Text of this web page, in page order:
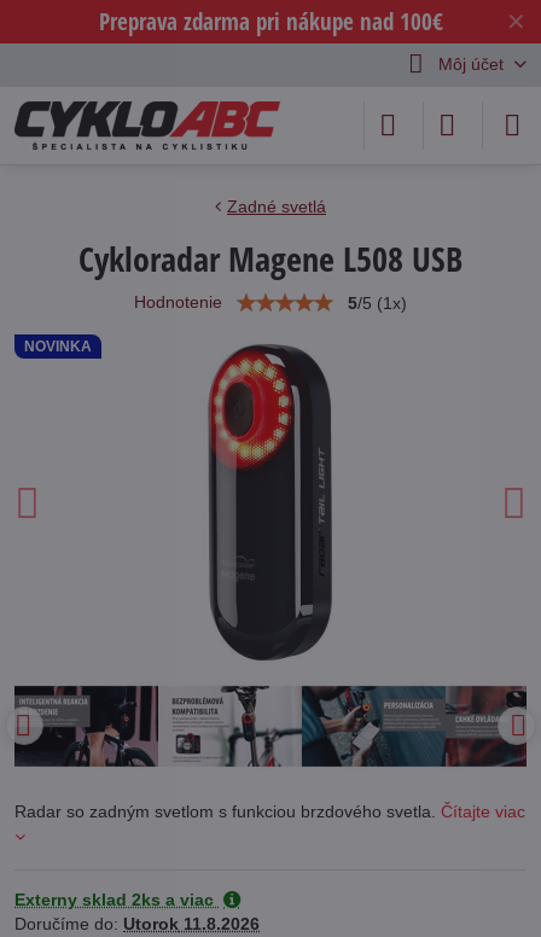
✕
Preprava zdarma pri nákupe nad 100€
Môj účet
NOVINKA
Zadné svetlá
Cykloradar Magene L508 USB
Hodnotenie 5/5 (1x)
Radar so zadným svetlom s funkciou brzdového svetla. Čítajte viac
Externy sklad 2ks a viac
Doručíme do: Utorok 11.8.2026